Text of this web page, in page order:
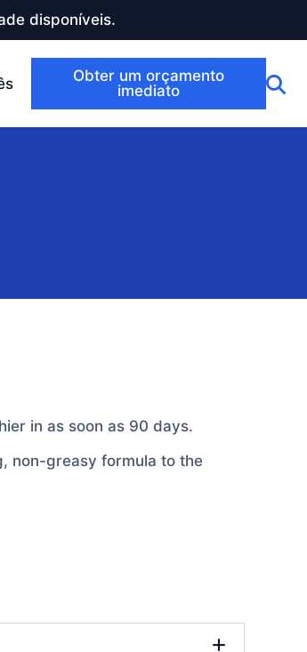
disponíveis.
Obter um orçamento
imediato
in as soon as 90 days.
non-greasy formula to the